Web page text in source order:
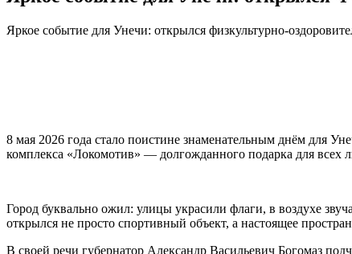
Яркое событие для Унечи: открылся
8 мая 2026 года стало поистине знаменательным днём для
комплекса «Локомотив» — долгожданного подарка для всех
Город буквально ожил: улицы украсили флаги, в воздухе
открылся не просто спортивный объект, а настоящее
В своей речи губернатор Александр Васильевич Богомаз